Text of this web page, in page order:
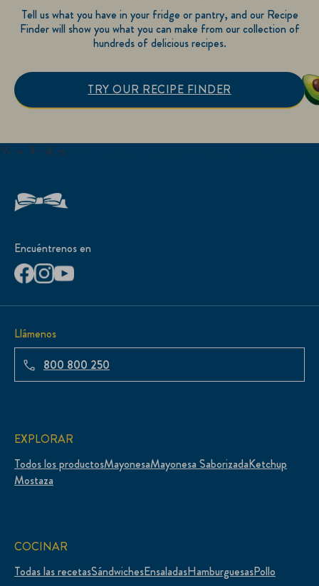
Tell us what you have in your fridge or pantry, and our Recipe
Finder will show you what you can make from our collection of
hundreds of delicious recipes.
TRY OUR RECIPE FINDER
View all sellers
Encuéntrenos en
Llámenos
800 800 250
EXPLORAR
Todos los productosMayonesaMayonesa SaborizadaKetchup
Mostaza
COCINAR
Todas las recetasSándwichesEnsaladasHamburguesasPollo